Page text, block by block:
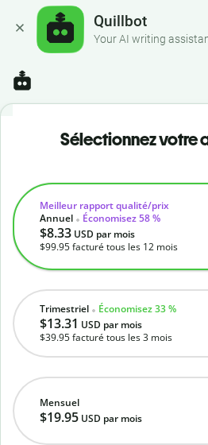
Quillbot
Your AI writing
Sélectionnez votre
Mensuel
$19.95 USD par mois
Trimestriel Économisez 33 %
$13.31 USD par mois
$39.95facturé tous les 3 mois
Meilleur rapport qualité/prix
Annuel
Économisez 58 %
$8.33 USD par mois
$99.95facturé tous les 12 mois